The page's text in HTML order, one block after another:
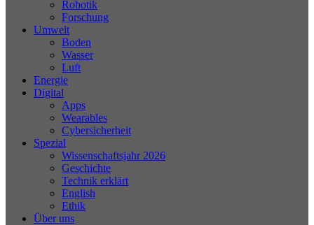
Robotik
Forschung
Umwelt
Boden
Wasser
Luft
Energie
Digital
Apps
Wearables
Cybersicherheit
Spezial
Wissenschaftsjahr 2026
Geschichte
Technik erklärt
English
Ethik
Über uns